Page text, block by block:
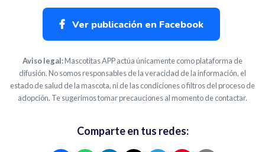
Ver publicación en Facebook
Aviso legal:Mascotitas APP actúa únicamente como plataforma de
difusión. No somos responsables de la veracidad de la información, el
estado de salud de la mascota, ni de las condiciones o filtros del proceso de
adopción. Te sugerimos tomar precauciones al momento de contactar.
Comparte en tus redes: